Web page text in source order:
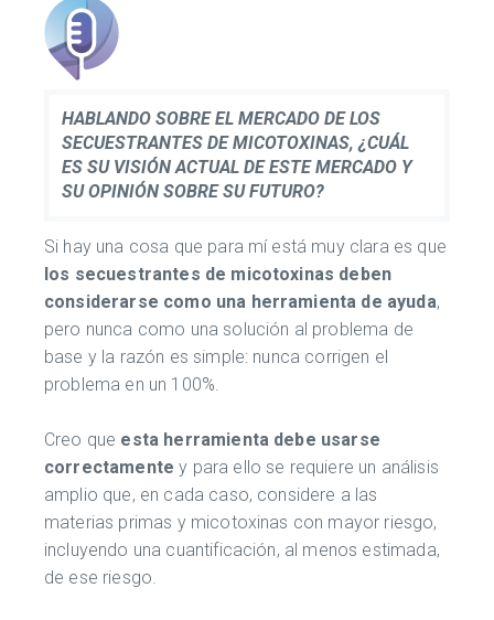
HABLANDO SOBRE EL MERCADO DE LOS
SECUESTRANTES DE MICOTOXINAS, ¿CUÁL
ES SU VISIÓN ACTUAL DE ESTE MERCADO Y
SU OPINIÓN SOBRE SU FUTURO?
Si hay una cosa que para mí está muy clara es que
los secuestrantes de micotoxinas deben
considerarse como una herramienta de ayuda,
pero nunca como una solución al problema de
base y la razón es simple: nunca corrigen el
problema en un 100%.
Creo que esta herramienta debe usarse
correctamente y para ello se requiere un análisis
amplio que, en cada caso, considere a las
materias primas y micotoxinas con mayor riesgo,
incluyendo una cuantificación, al menos estimada,
de ese riesgo.